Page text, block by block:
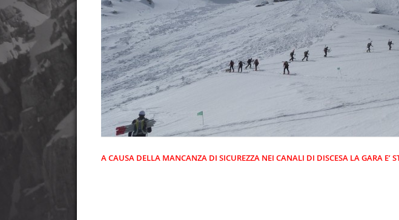
A CAUSA DELLA MANCANZA DI SICUREZZA NEI CANALI DI DISCESA LA GARA E’